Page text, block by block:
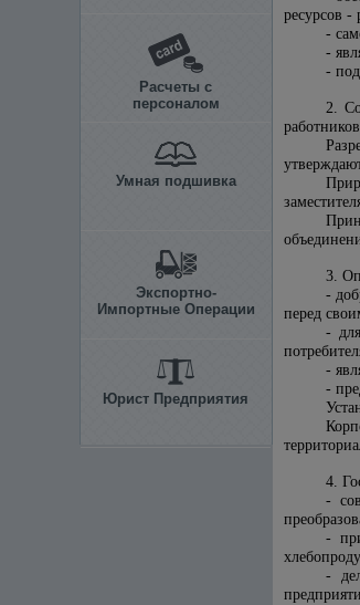
Расчеты с
персоналом
Умная подшивка
Экспортно-
Импортные Операции
Юрист Предприятия
ресурсов -
-
-
-
2.
3.
-
перед
-
-
-
4.
-
-
-